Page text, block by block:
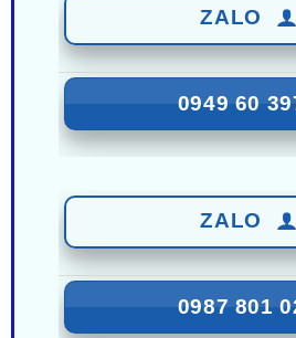
0949 60
0987 801